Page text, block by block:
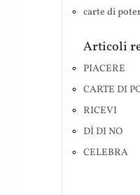
carte di
Articoli
PIACERE
CARTE DI
RICEVI
DÌ DI NO
CELEBRA